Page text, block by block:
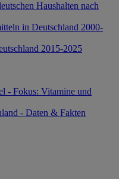
Haushalten nach
in Deutschland 2000-
2015-2025
- Fokus: Vitamine und
- Daten & Fakten